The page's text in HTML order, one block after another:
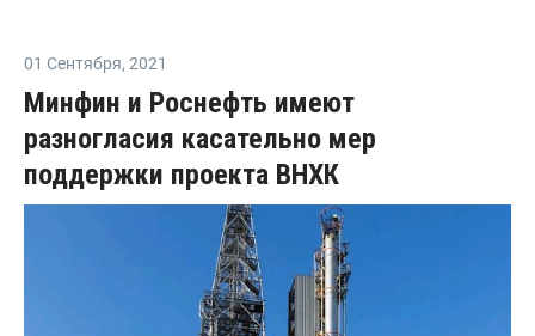
01 Сентября, 2021
Минфин и Роснефть имеют
разногласия касательно мер
поддержки проекта ВНХК